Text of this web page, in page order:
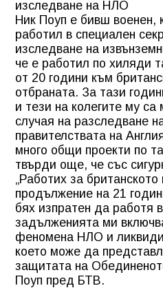
изследване на НЛО
Ник Поуп е бивш военен,
работил в специален
изследване на
че е работил по хиляди
от 20 години към
отбраната. За тази
и тези на колегите му
случая на разследване
правителствата на
много общи проекти по
твърди още, че със
„Работих за британското
продължение на 21
бях изпратен да работя
задълженията ми
феномена НЛО и
което може да
защитата на
Поуп пред БТВ.